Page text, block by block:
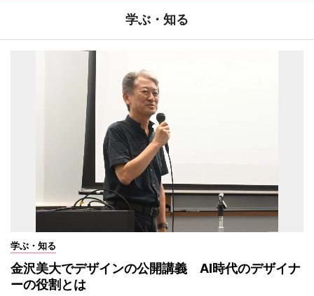
学ぶ・知る
学ぶ・知る
金沢美大でデザインの公開講義 AI時代のデザイナ
ーの役割とは